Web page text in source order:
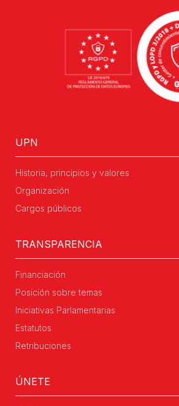
UPN
Historia, principios y valores
Organización
Cargos públicos
TRANSPARENCIA
Financiación
Posición sobre temas
Iniciativas Parlamentarias
Estatutos
Retribuciones
ÚNETE